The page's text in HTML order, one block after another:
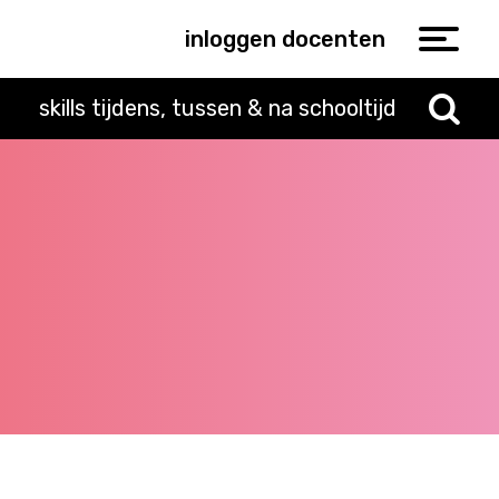
inloggen docenten
skills tijdens, tussen & na schooltijd